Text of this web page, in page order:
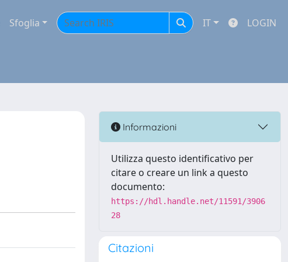
Sfoglia IT LOGIN
Informazioni
Utilizza questo identificativo per
citare o creare un link a questo
documento:
https://hdl.handle.net/11591/3906
28
Citazioni